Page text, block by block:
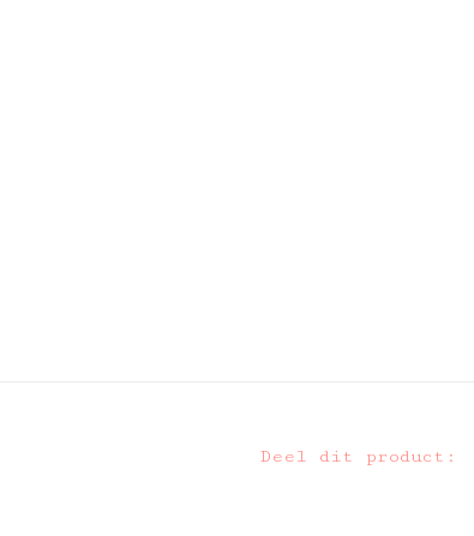
Deel dit product: